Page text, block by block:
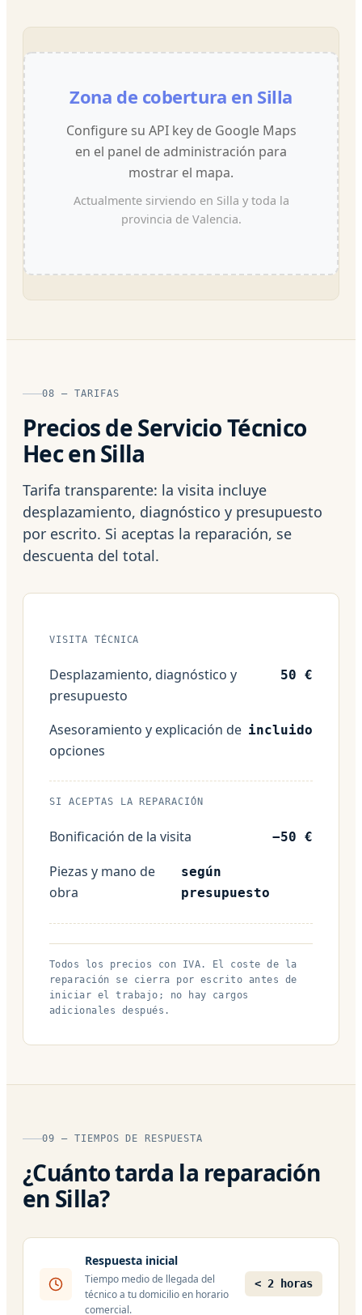
Zona de cobertura en Silla
Configure su API key de Google Maps
en el panel de administración para
mostrar el mapa.
Actualmente sirviendo en Silla y toda la
provincia de Valencia.
08 — TARIFAS
Precios de Servicio Técnico
Hec en Silla
Tarifa transparente: la visita incluye
desplazamiento, diagnóstico y presupuesto
por escrito. Si aceptas la reparación, se
descuenta del total.
VISITA TÉCNICA
Desplazamiento, diagnóstico y
presupuesto
50 €
Asesoramiento y explicación de
opciones
incluido
SI ACEPTAS LA REPARACIÓN
Bonificación de la visita −50 €
Piezas y mano de
obra
según
presupuesto
Todos los precios con IVA. El coste de la
reparación se cierra por escrito antes de
iniciar el trabajo; no hay cargos
adicionales después.
09 — TIEMPOS DE RESPUESTA
¿Cuánto tarda la reparación
en Silla?
Respuesta inicial
Tiempo medio de llegada del
técnico a tu domicilio en horario
comercial.
< 2 horas